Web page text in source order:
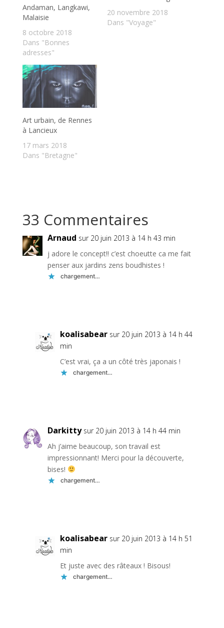
Andaman, Langkawi,
Malaisie
8 octobre 2018
Dans "Bonnes
adresses"
20 novembre 2018
Dans "Voyage"
Art urbain, de Rennes
à Lancieux
17 mars 2018
Dans "Bretagne"
33 Commentaires
Arnaud sur 20 juin 2013 à 14 h 43 min
j adore le concept!! c’est choeutte ca me fait
penser aux jardins zens boudhistes !
chargement…
koalisabear sur 20 juin 2013 à 14 h 44
min
C’est vrai, ça a un côté très japonais !
chargement…
Darkitty sur 20 juin 2013 à 14 h 44 min
Ah j’aime beaucoup, son travail est
impressionnant! Merci pour la découverte,
bises!
chargement…
koalisabear sur 20 juin 2013 à 14 h 51
min
Et juste avec des râteaux ! Bisous!
chargement…